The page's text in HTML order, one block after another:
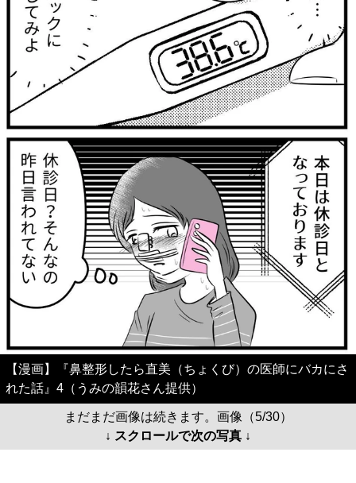
【漫画】『鼻整形したら直美（ちょくび）の医師にバカにさ
れた話』4（うみの韻花さん提供）
まだまだ画像は続きます。画像（5/30）
↓ スクロールで次の写真 ↓